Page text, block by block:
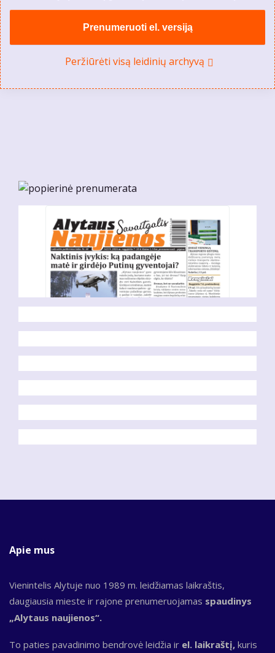
Prenumeruoti el. versiją
Peržiūrėti visą leidinių archyvą
Apie mus
Vienintelis Alytuje nuo 1989 m. leidžiamas laikraštis,
daugiausia mieste ir rajone prenumeruojamas spaudinys
„Alytaus naujienos“.
To paties pavadinimo bendrovė leidžia ir el. laikraštį, kuris